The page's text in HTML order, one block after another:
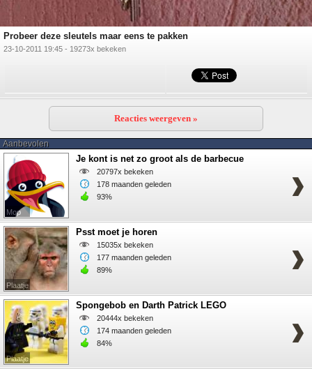
Probeer deze sleutels maar eens te pakken
23-10-2011 19:45 - 19273x bekeken
Reacties weergeven »
Aanbevolen
Mop
Je kont is net zo groot als de barbecue
20797x bekeken
178 maanden geleden
93%
Plaatje
Psst moet je horen
15035x bekeken
177 maanden geleden
89%
Plaatje
Spongebob en Darth Patrick LEGO
20444x bekeken
174 maanden geleden
84%